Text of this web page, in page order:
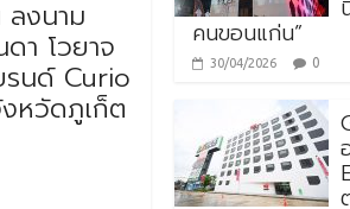
งนาม
า โวยาจ
รนด์ Curio
หวัดภูเก็ต
คนขอนแก่น”
30/04/2026 0